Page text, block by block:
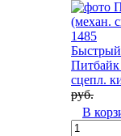
сцепл.
руб.
В